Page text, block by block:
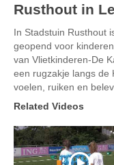
Rusthout in
In Stadstuin Rusthout
geopend voor
van Vlietkinderen-De
een rugzakje langs de
voelen, ruiken en
Related Videos